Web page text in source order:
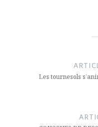
l’articleLes tournesols